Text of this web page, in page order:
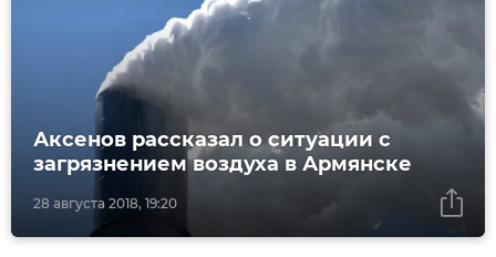
28 августа 2018, 19:20
Аксенов рассказал о ситуации с
загрязнением воздуха в Армянске